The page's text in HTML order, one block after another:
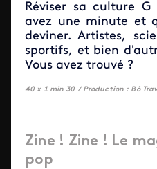
Réviser sa culture G
avez une minute et
deviner. Artistes,
sportifs, et bien
Vous avez trouvé ?
40 x 1 min 30 / Production : Bô
Zine ! Zine ! Le
pop